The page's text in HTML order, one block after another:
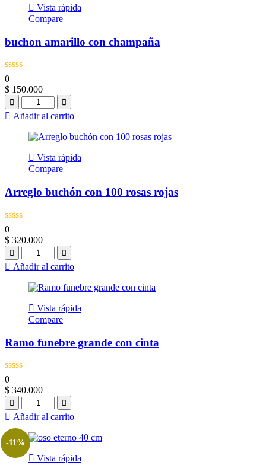
Vista rápida
Compare
buchon amarillo con champaña
0
$ 150.000
Quantity
Añadir al carrito
Vista rápida
Compare
Arreglo buchón con 100 rosas rojas
0
$ 320.000
Quantity
Añadir al carrito
Vista rápida
Compare
Ramo funebre grande con cinta
0
$ 340.000
Quantity
Añadir al carrito
-11%
Vista rápida